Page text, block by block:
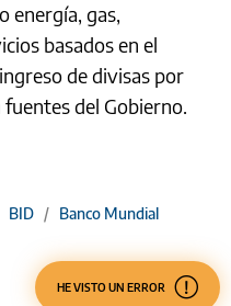
energía, gas,
basados en el
de divisas por
del Gobierno.
BID / Banco Mundial
HE VISTO UN ERROR